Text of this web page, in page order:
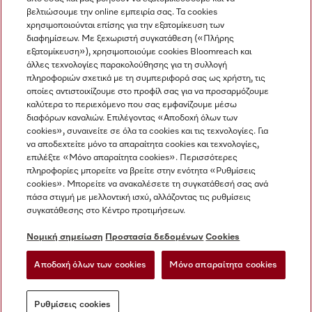
Η εταιρεία μας
Όροι και Προϋποθέσεις
Προστασία δεδομένων
Όροι Χρήσης
Δήλωση Προσβασιμότητας
Νόμος για τις ψηφιακές υπηρεσίες
Ρυθμίσεις cookies
Miele στο Instagram
Miele στο Facebook
Miele στο Youtube
βελτιώσουμε την online εμπειρία σας. Τα cookies
χρησιμοποιούνται επίσης για την εξατομίκευση των
διαφημίσεων. Με ξεχωριστή συγκατάθεση («Πλήρης
εξατομίκευση»), χρησιμοποιούμε cookies Bloomreach και
άλλες τεχνολογίες παρακολούθησης για τη συλλογή
πληροφοριών σχετικά με τη συμπεριφορά σας ως χρήστη, τις
οποίες αντιστοιχίζουμε στο προφίλ σας για να προσαρμόζουμε
καλύτερα το περιεχόμενο που σας εμφανίζουμε μέσω
διαφόρων καναλιών. Επιλέγοντας «Αποδοχή όλων των
cookies», συναινείτε σε όλα τα cookies και τις τεχνολογίες. Για
να αποδεχτείτε μόνο τα απαραίτητα cookies και τεχνολογίες,
επιλέξτε «Μόνο απαραίτητα cookies». Περισσότερες
πληροφορίες μπορείτε να βρείτε στην ενότητα «Ρυθμίσεις
cookies». Μπορείτε να ανακαλέσετε τη συγκατάθεσή σας ανά
πάσα στιγμή με μελλοντική ισχύ, αλλάζοντας τις ρυθμίσεις
συγκατάθεσης στο Κέντρο προτιμήσεων.
Νομική σημείωση Προστασία δεδομένων Cookies
Αποδοχή όλων των cookies Μόνο απαραίτητα cookies
Ρυθμίσεις cookies